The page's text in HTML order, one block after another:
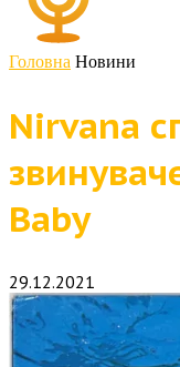
Головна Новини
Nirvana
Baby
29.12.2021